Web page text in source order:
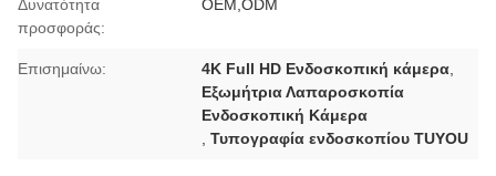
Δυνατότητα
προσφοράς:
OEM,ODM
Επισημαίνω: 4K Full HD Ενδοσκοπική κάμερα
Εξωμήτρια Λαπαροσκοπία
Ενδοσκοπική Κάμερα
,Τυπογραφία ενδοσκοπίου TUYOU